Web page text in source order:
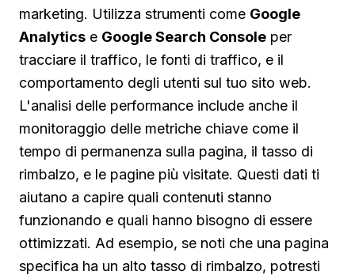
marketing. Utilizza strumenti come Google
Analytics e Google Search Console per
tracciare il traffico, le fonti di traffico, e il
comportamento degli utenti sul tuo sito web.
L'analisi delle performance include anche il
monitoraggio delle metriche chiave come il
tempo di permanenza sulla pagina, il tasso di
rimbalzo, e le pagine più visitate. Questi dati ti
aiutano a capire quali contenuti stanno
funzionando e quali hanno bisogno di essere
ottimizzati. Ad esempio, se noti che una pagina
specifica ha un alto tasso di rimbalzo, potresti